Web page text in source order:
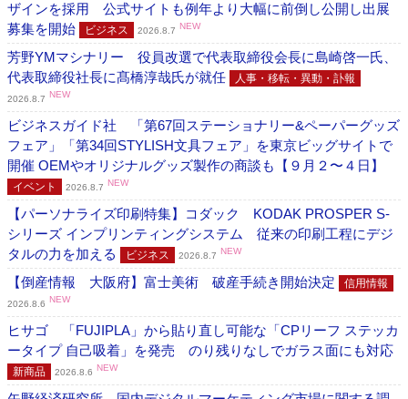
ザインを採用 公式サイトも例年より大幅に前倒し公開し出展
募集を開始
ビジネス 2026.8.7 NEW
芳野YMマシナリー 役員改選で代表取締役会長に島崎啓一氏、
代表取締役社長に髙橋淳哉氏が就任
人事・移転・異動・訃報
2026.8.7 NEW
ビジネスガイド社 「第67回ステーショナリー&ペーパーグッズ
フェア」「第34回STYLISH文具フェア」を東京ビッグサイトで
開催 OEMやオリジナルグッズ製作の商談も【９月２〜４日】
イベント 2026.8.7 NEW
【パーソナライズ印刷特集】コダック KODAK PROSPER S-
シリーズ インプリンティングシステム 従来の印刷工程にデジ
タルの力を加える
ビジネス 2026.8.7 NEW
【倒産情報 大阪府】富士美術 破産手続き開始決定 信用情報
2026.8.6 NEW
ヒサゴ 「FUJIPLA」から貼り直し可能な「CPリーフ ステッカ
ータイプ 自己吸着」を発売 のり残りなしでガラス面にも対応
新商品 2026.8.6 NEW